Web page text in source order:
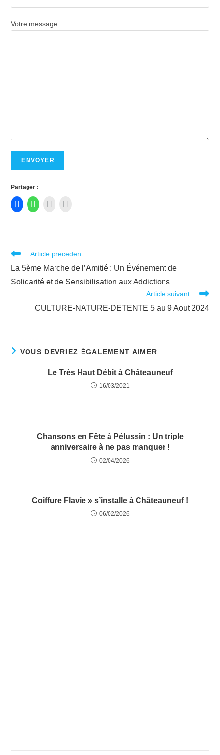
Votre message
Partager :
Article précédent
La 5ème Marche de l’Amitié : Un Événement de
Solidarité et de Sensibilisation aux Addictions
Article suivant
CULTURE-NATURE-DETENTE 5 au 9 Aout 2024
VOUS DEVRIEZ ÉGALEMENT AIMER
Le Très Haut Débit à Châteauneuf
16/03/2021
Chansons en Fête à Pélussin : Un triple
anniversaire à ne pas manquer !
02/04/2026
Coiffure Flavie » s’installe à Châteauneuf !
06/02/2026